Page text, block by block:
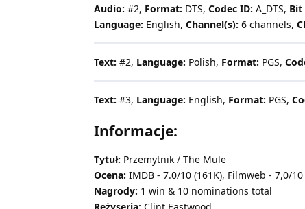
Audio: #2, Format: DTS, Codec ID: A_DTS, Bit
Language: English, Channel(s): 6 channels,
Text: #2, Language: Polish, Format: PGS,
Text: #3, Language: English, Format: PGS,
Informacje:
Tytuł: Przemytnik / The Mule
Ocena: IMDB - 7.0/10 (161K), Filmweb - 7,0/10
Nagrody: 1 win & 10 nominations total